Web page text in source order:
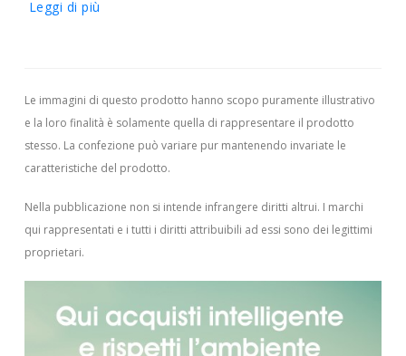
Leggi di più
Le immagini di questo prodotto hanno scopo puramente illustrativo
e la loro finalità è solamente quella di rappresentare il prodotto
stesso. La confezione può variare pur mantenendo invariate le
caratteristiche del prodotto.
Nella pubblicazione non si intende infrangere diritti altrui. I marchi
qui rappresentati e i tutti i diritti attribuibili ad essi sono dei legittimi
proprietari.